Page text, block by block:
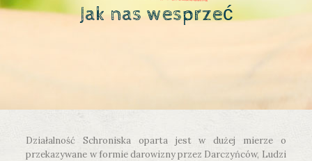
Jak nas wesprzeć
Działalność Schroniska oparta jest w dużej mierze o
przekazywane w formie darowizny przez Darczyńców, Ludzi